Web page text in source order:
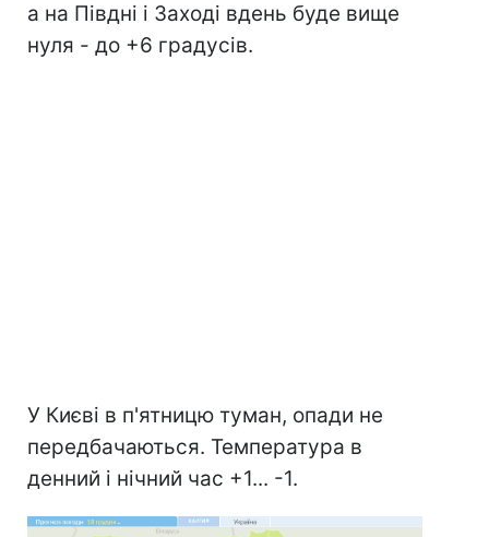
а на Півдні і Заході вдень буде вище
нуля - до +6 градусів.
У Києві в п'ятницю туман, опади не
передбачаються. Температура в
денний і нічний час +1... -1.